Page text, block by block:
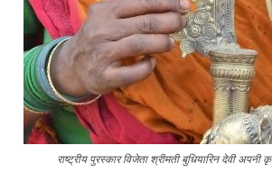
राष्ट्रीय पुरस्कार विजेता श्रीमती बुधियारिन देवी अपनी